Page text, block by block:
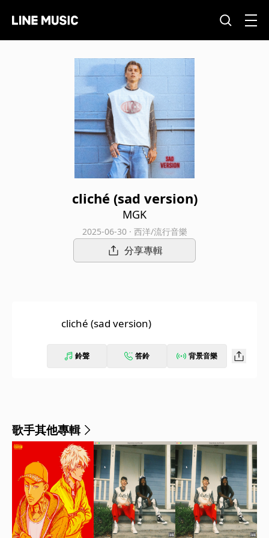
cliché (sad version)
MGK
2025-06-30 · 西洋/流行音樂
分享專輯
cliché (sad version)
鈴聲 答鈴 背景音樂
歌手其他專輯